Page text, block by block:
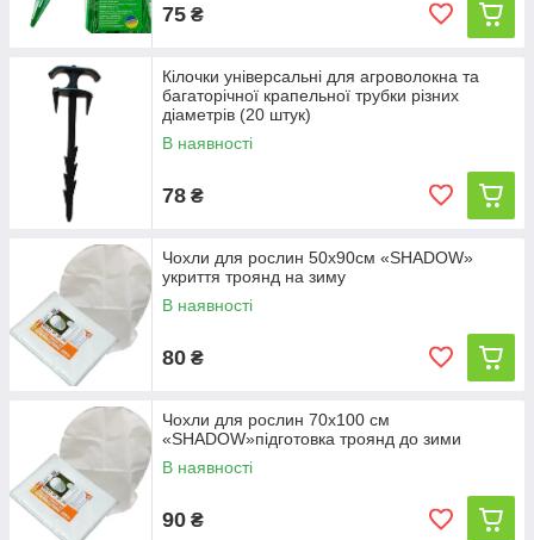
75 ₴
Кілочки універсальні для агроволокна та
багаторічної крапельної трубки різних
діаметрів (20 штук)
В наявності
78 ₴
Чохли для рослин 50х90см «SHADOW»
укриття троянд на зиму
В наявності
80 ₴
Чохли для рослин 70х100 см
«SHADOW»підготовка троянд до зими
В наявності
90 ₴